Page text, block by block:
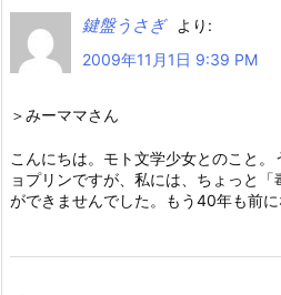
鍵盤うさぎ
より:
2009年11月1日 9:39 PM
＞みーママさん
こんにちは。モト文学少女とのこと
ョプリンですが、私には、ちょっと
ができませんでした。もう40年も前に